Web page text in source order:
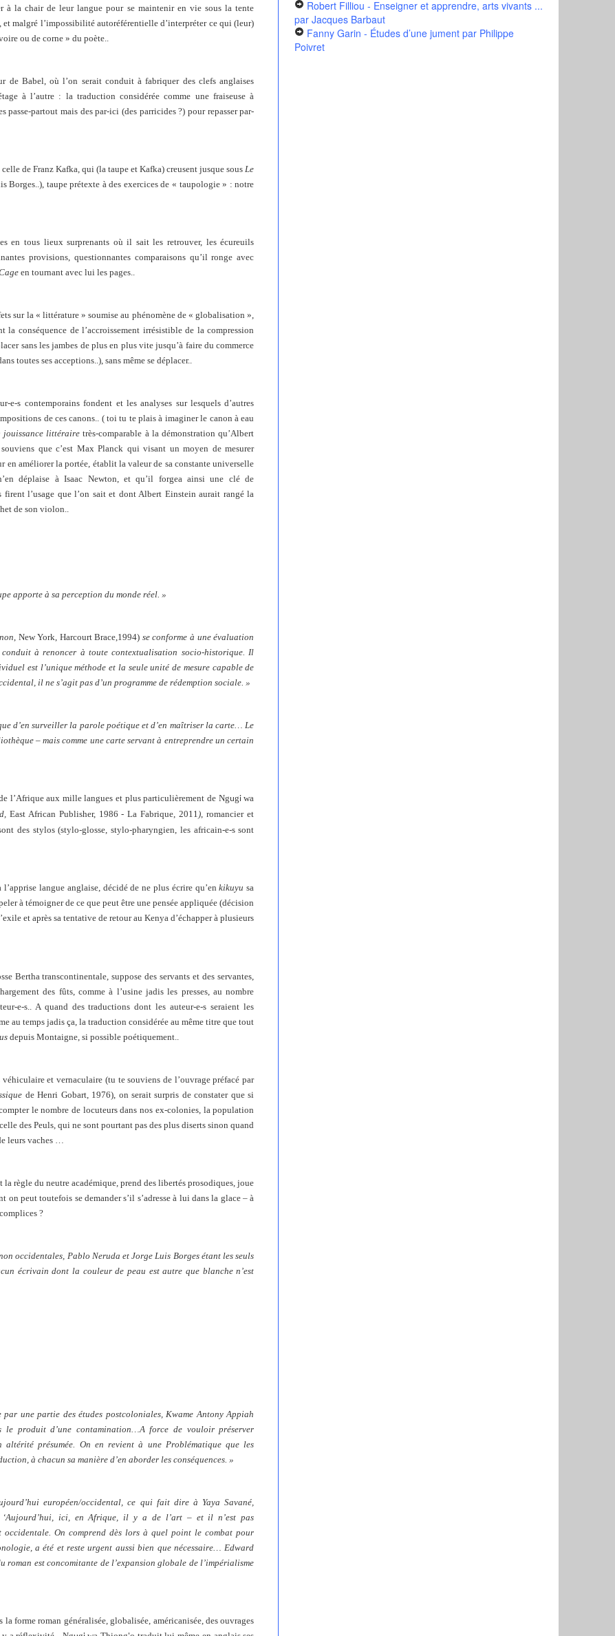
à la chair de leur langue pour se maintenir en vie sous la tente
malgré l’impossibilité autoréférentielle d’interpréter ce qui (leur)
ou de corne » du poète..
de Babel, où l’on serait conduit à fabriquer des clefs anglaises
à l’autre : la traduction considérée comme une fraiseuse à
passe-partout mais des par-ici (des parricides ?) pour repasser par-
de Franz Kafka, qui (la taupe et Kafka) creusent jusque sous Le
Borges..), taupe prétexte à des exercices de« taupologie» : notre
en tous lieux surprenants où il sait les retrouver, les écureuils
provisions, questionnantes comparaisons qu’il ronge avec
en tournant avec lui les pages..
sur la « littérature » soumise au phénomène de « globalisation»,
conséquence de l’accroissement irrésistible de la compression
sans les jambes de plus en plus vite jusqu’à faire du commerce
toutes ses acceptions..), sans même se déplacer..
e-s contemporains fondent et les analyses sur lesquels d’autres
de ces canons.. ( toi tu te plais à imaginer le canon à eau
jouissance littéraire très-comparable à la démonstration qu’Albert
que c’est Max Planck qui visant un moyen de mesurer
en améliorer la portée, établit la valeur de sa constante universelle
déplaise à Isaac Newton, et qu’il forgea ainsi une clé de
l’usage que l’on sait et dont Albert Einstein aurait rangé la
de son violon..
apporte à sa perception du monde réel. »
, New York, Harcourt Brace,1994) se conforme à une évaluation
à renoncer à toute contextualisation socio-historique. Il
est l’unique méthode et la seule unité de mesure capable de
il ne s’agit pas d’un programme de rédemption sociale. »
d’en surveiller la parole poétique et d’en maîtriser la carte… Le
– mais comme une carte servant à entreprendre un certain
l’Afrique aux mille langues et plus particulièrement de Ngugiwa
East African Publisher, 1986 -La Fabrique, 2011 ) , romancier et
des stylos (stylo-glosse, stylo-pharyngien, les africain-e-s sont
langue anglaise, décidé de ne plus écrire qu’enkikuyusa
à témoigner de ce que peut être une pensée appliquée (décision
et après sa tentative de retour au Kenya d’échapper à plusieurs
Bertha transcontinentale, suppose des servants et des servantes,
des fûts, comme à l’usine jadis les presses, au nombre
e-s.. A quand des traductions dont les auteur-e-s seraient les
au temps jadis ça, la traduction considérée au même titre que tout
depuis Montaigne, si possible poétiquement..
et vernaculaire (tu te souviens de l’ouvrage préfacé par
de Henri Gobart, 1976), on serait surpris de constater que si
le nombre de locuteurs dans nos ex-colonies, la population
des Peuls, qui ne sont pourtant pas des plus diserts sinon quand
leurs vaches …
la règle du neutre académique, prend des libertés prosodiques, joue
on peut toutefois se demander s’il s’adresse à lui dans la glace – à
?
occidentales, Pablo Neruda et Jorge Luis Borges étant les seuls
écrivain dont la couleur de peau est autre que blanche n’est
une partie des études postcoloniales, Kwame Antony Appiah
le produit d’une contamination…A force de vouloir préserver
présumée. On en revient à une Problématique que les
à chacun sa manière d’en aborder les conséquences. »
européen/occidental, ce qui fait dire à Yaya Savané,
ici, en Afrique, il y a de l’art – et il n’est pas
On comprend dès lors à quel point le combat pour
a été et reste urgent aussi bien que nécessaire… Edward
roman est concomitante de l’expansion globale de l’impérialisme
forme roman généralisée, globalisée, américanisée, des ouvrages
Robert Filliou - Enseigner et apprendre, arts vivants ...
par Jacques Barbaut
Fanny Garin - Études d’une jumentpar Philippe
Poivret